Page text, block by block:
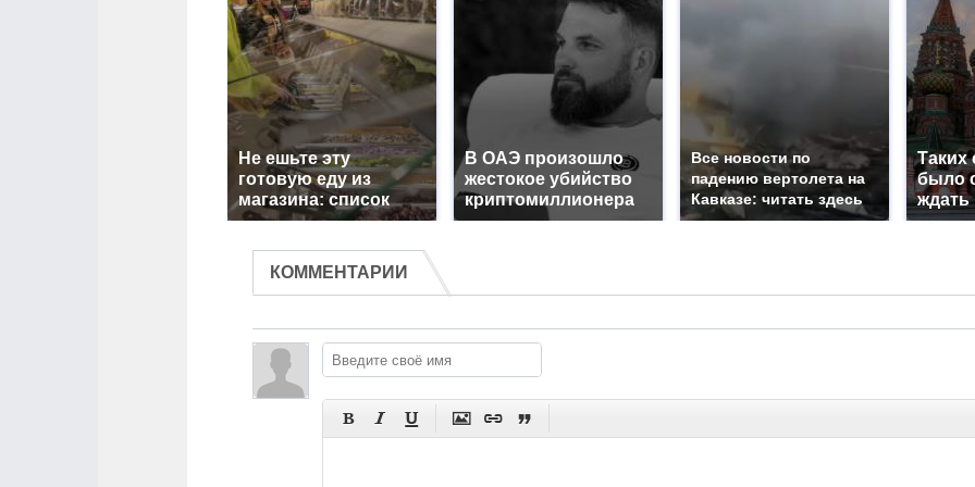
Не ешьте эту
готовую еду из
магазина: список
В ОАЭ произошло
жестокое убийство
криптомиллионера
Все новости по
падению вертолета на
Кавказе: читать здесь
Таких
было
ждать
КОММЕНТАРИИ
     